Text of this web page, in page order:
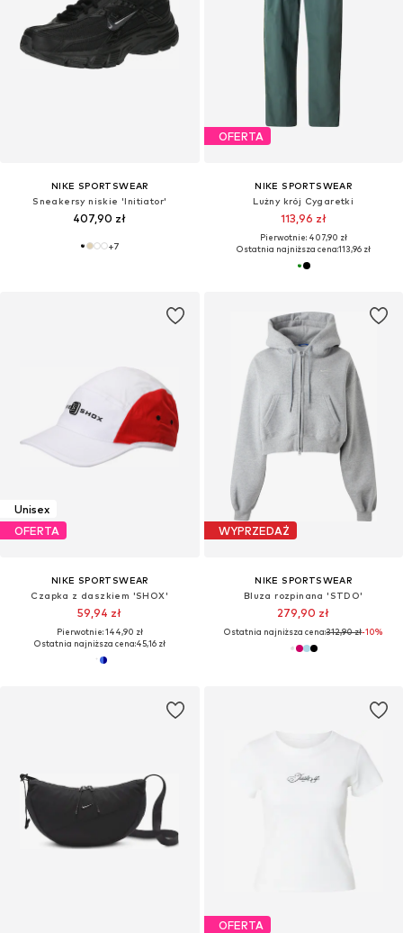
NIKE SPORTSWEAR
Sneakersy niskie 'Initiator'
407,90 zł
+7
OFERTA
NIKE SPORTSWEAR
Lużny krój Cygaretki
113,96 zł
Pierwotnie: 407,90 zł
Ostatnia najniższa cena:113,96 zł
Unisex
OFERTA
NIKE SPORTSWEAR
Czapka z daszkiem 'SHOX'
59,94 zł
Pierwotnie: 144,90 zł
Ostatnia najniższa cena:45,16 zł
WYPRZEDAŻ
NIKE SPORTSWEAR
Bluza rozpinana 'STDO'
279,90 zł
Ostatnia najniższa cena:312,90 zł-10%
OFERTA